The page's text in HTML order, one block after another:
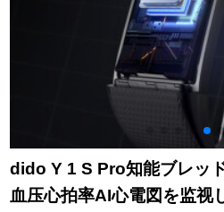
dido Y 1 S Pro知能ブレッ
血压心拍率AI心電図を监视